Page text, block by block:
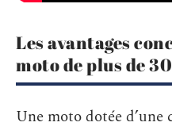
Les avantages
moto de plus de
Une moto dotée